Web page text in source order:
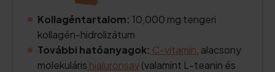
Kollagéntartalom: 10,000 mg tengeri
kollagén-hidrolizátum
További hatóanyagok: C-vitamin , alacsony
molekuláris hialuronsav(valamint L-teanin és